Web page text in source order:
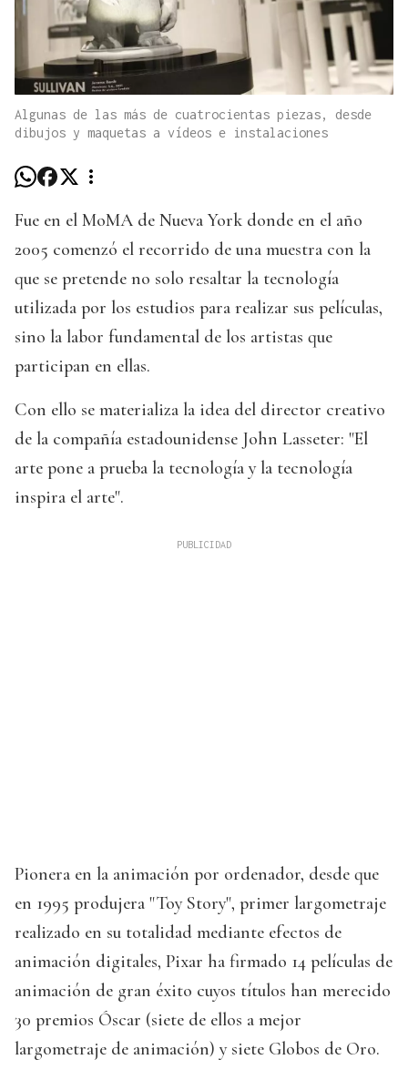
Algunas de las más de cuatrocientas piezas, desde
dibujos y maquetas a vídeos e instalaciones
Fue en el MoMA de Nueva York donde en el año
2005 comenzó el recorrido de una muestra con la
que se pretende no solo resaltar la tecnología
utilizada por los estudios para realizar sus películas,
sino la labor fundamental de los artistas que
participan en ellas.
Con ello se materializa la idea del director creativo
de la compañía estadounidense John Lasseter: "El
arte pone a prueba la tecnología y la tecnología
inspira el arte".
Pionera en la animación por ordenador, desde que
en 1995 produjera "Toy Story", primer largometraje
realizado en su totalidad mediante efectos de
animación digitales, Pixar ha firmado 14 películas de
animación de gran éxito cuyos títulos han merecido
30 premios Óscar (siete de ellos a mejor
largometraje de animación) y siete Globos de Oro.